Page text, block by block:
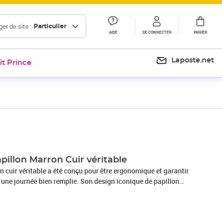
de site : Particulier
AIDE SE CONNECTER PANIER
Prince Laposte.net
Marron Cuir véritable
cuir véritable a été conçu pour être ergonomique et garantir
journée bien remplie. Son design iconique de papillon
avec n'importe quel décor intérieur. Cette chaise
votre corps et vous offrir le confort ultime.